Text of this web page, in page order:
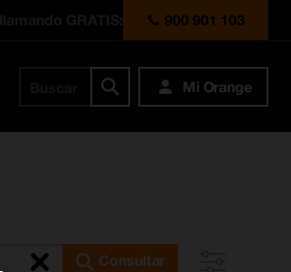
900 901 103
Buscar Mi Orange
Consultar